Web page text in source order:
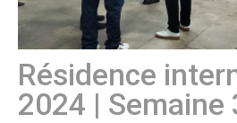
Résidence
2024 | Semaine